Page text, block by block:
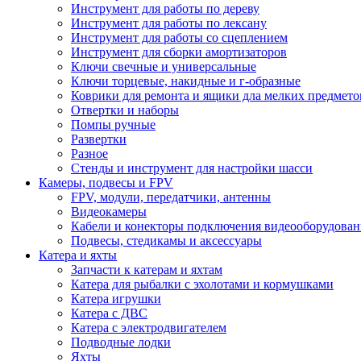
Инструмент для работы по дереву
Инструмент для работы по лексану
Инструмент для работы со сцеплением
Инструмент для сборки амортизаторов
Ключи свечные и универсальные
Ключи торцевые, накидные и г-образные
Коврики для ремонта и ящики дла мелких
Отвертки и наборы
Помпы ручные
Развертки
Разное
Стенды и инструмент для настройки шасси
Камеры, подвесы и FPV
FPV, модули, передатчики, антенны
Видеокамеры
Кабели и конекторы подключения
Подвесы, стедикамы и аксессуары
Катера и яхты
Запчасти к катерам и яхтам
Катера для рыбалки с эхолотами и кормушками
Катера игрушки
Катера с ДВС
Катера с электродвигателем
Подводные лодки
Яхты